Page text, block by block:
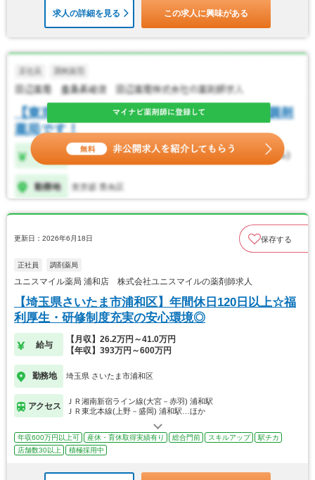
求人の詳細を見る この求人に興味がある
更新日：2026年6月18日 保存する
正社員 調剤薬局
ユニスマイル薬局 浦和店 株式会社ユニスマイルの薬剤師求人
【埼玉県さいたま市浦和区】年間休日120日以上☆福
利厚生・研修制度充実の安心環境◎
給与
【月収】26.2万円～41.0万円
【年収】393万円～600万円
勤務地 埼玉県 さいたま市浦和区
アクセス
ＪＲ湘南新宿ライン線(大宮－赤羽) 浦和駅
ＪＲ東北本線(上野－盛岡) 浦和駅…ほか
年収600万円以上可 産休・育休取得実績有り 総合門前 スキルアップ
駅チカ
店舗数30以上
積極採用中